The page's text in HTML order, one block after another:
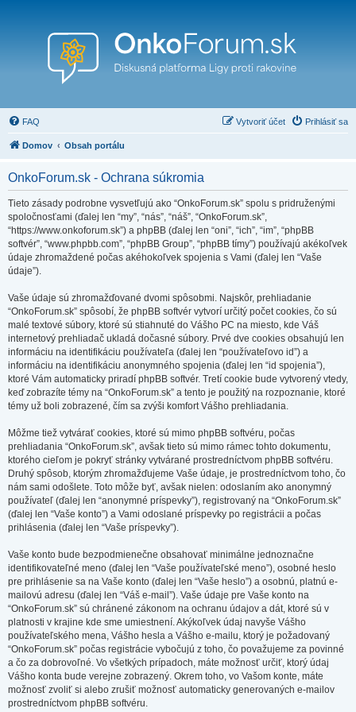
FAQ Prihlásiť sa
Vytvoriť účet
Domov Obsah portálu
OnkoForum.sk - Ochrana súkromia
Tieto zásady podrobne vysvetľujú ako “OnkoForum.sk” spolu s pridruženými
spoločnosťami (ďalej len “my”, “nás”, “náš”, “OnkoForum.sk”,
“https://www.onkoforum.sk”) a phpBB (ďalej len “oni”, “ich”, “im”, “phpBB
softvér”, “www.phpbb.com”, “phpBB Group”, “phpBB tímy”) používajú akékoľvek
údaje zhromaždené počas akéhokoľvek spojenia s Vami (ďalej len “Vaše
údaje”).
Vaše údaje sú zhromažďované dvomi spôsobmi. Najskôr, prehliadanie
“OnkoForum.sk” spôsobí, že phpBB softvér vytvorí určitý počet cookies, čo sú
malé textové súbory, ktoré sú stiahnuté do Vášho PC na miesto, kde Váš
internetový prehliadač ukladá dočasné súbory. Prvé dve cookies obsahujú len
informáciu na identifikáciu používateľa (ďalej len “používateľovo id”) a
informáciu na identifikáciu anonymného spojenia (ďalej len “id spojenia”),
ktoré Vám automaticky priradí phpBB softvér. Tretí cookie bude vytvorený vtedy,
keď zobrazíte témy na “OnkoForum.sk” a tento je použitý na rozpoznanie, ktoré
témy už boli zobrazené, čím sa zvýši komfort Vášho prehliadania.
Môžme tiež vytvárať cookies, ktoré sú mimo phpBB softvéru, počas
prehliadania “OnkoForum.sk”, avšak tieto sú mimo rámec tohto dokumentu,
ktorého cieľom je pokryť stránky vytvárané prostredníctvom phpBB softvéru.
Druhý spôsob, ktorým zhromažďujeme Vaše údaje, je prostredníctvom toho, čo
nám sami odošlete. Toto môže byť, avšak nielen: odoslaním ako anonymný
používateľ (ďalej len “anonymné príspevky”), registrovaný na “OnkoForum.sk”
(ďalej len “Vaše konto”) a Vami odoslané príspevky po registrácii a počas
prihlásenia (ďalej len “Vaše príspevky”).
Vaše konto bude bezpodmienečne obsahovať minimálne jednoznačne
identifikovateľné meno (ďalej len “Vaše používateľské meno”), osobné heslo
pre prihlásenie sa na Vaše konto (ďalej len “Vaše heslo”) a osobnú, platnú e-
mailovú adresu (ďalej len “Váš e-mail”). Vaše údaje pre Vaše konto na
“OnkoForum.sk” sú chránené zákonom na ochranu údajov a dát, ktoré sú v
platnosti v krajine kde sme umiestnení. Akýkoľvek údaj navyše Vášho
používateľského mena, Vášho hesla a Vášho e-mailu, ktorý je požadovaný
“OnkoForum.sk” počas registrácie vybočujú z toho, čo považujeme za povinné
a čo za dobrovoľné. Vo všetkých prípadoch, máte možnosť určiť, ktorý údaj
Vášho konta bude verejne zobrazený. Okrem toho, vo Vašom konte, máte
možnosť zvoliť si alebo zrušiť možnosť automaticky generovaných e-mailov
prostredníctvom phpBB softvéru.